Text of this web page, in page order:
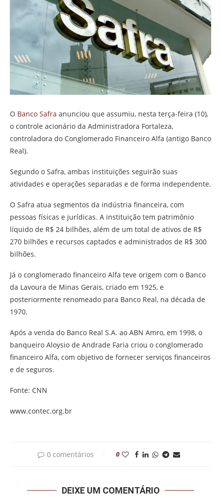
O Banco Safra anunciou que assumiu, nesta terça-feira (10),
o controle acionário da Administradora Fortaleza,
controladora do Conglomerado Financeiro Alfa (antigo Banco
Real).
Segundo o Safra, ambas instituições seguirão suas
atividades e operações separadas e de forma independente.
O Safra atua segmentos da indústria financeira, com
pessoas físicas e jurídicas. A instituição tem patrimônio
líquido de R$ 24 bilhões, além de um total de ativos de R$
270 bilhões e recursos captados e administrados de R$ 300
bilhões.
Já o conglomerado financeiro Alfa teve origem com o Banco
da Lavoura de Minas Gerais, criado em 1925, e
posteriormente renomeado para Banco Real, na década de
1970.
Após a venda do Banco Real S.A. ao ABN Amro, em 1998, o
banqueiro Aloysio de Andrade Faria criou o conglomerado
financeiro Alfa, com objetivo de fornecer serviços financeiros
e de seguros.
Fonte: CNN
www.contec.org.br
0 comentários 0
DEIXE UM COMENTÁRIO